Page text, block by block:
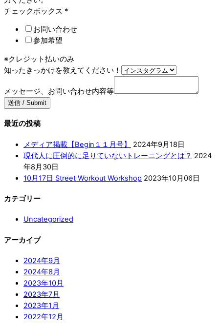
チェックボックス *
お問い合わせ
参加希望
※クレジット払いのみ
知ったきっかけを教えてください！
メッセージ、お問い合わせ内容等
送信 / Submit
最近の投稿
メディア掲載【Begin１１月号】
2024年9月18日
現代人に圧倒的に足りていないトレーニングとは？ 2024
年8月30日
10月17日 Street Workout Workshop 2023年10月06日
カテゴリー
Uncategorized
アーカイブ
2024年9月
2024年8月
2023年10月
2023年7月
2023年1月
2022年12月